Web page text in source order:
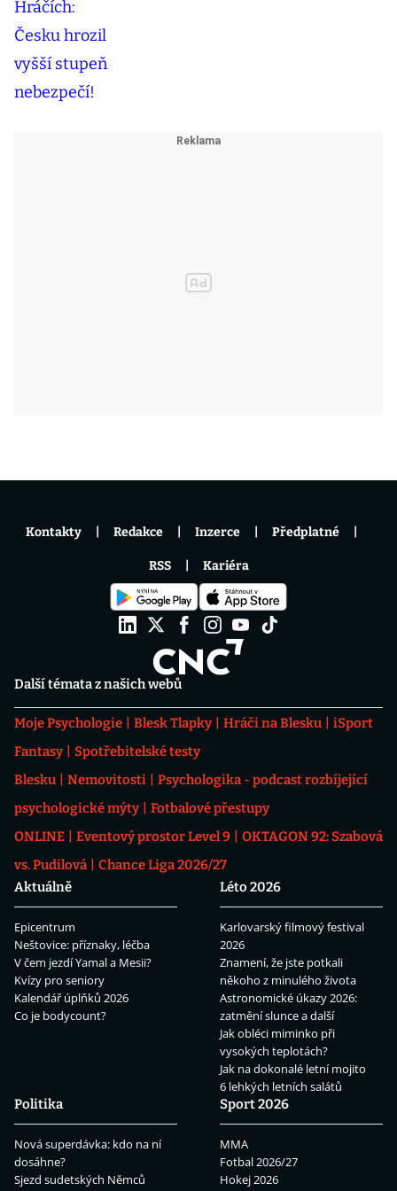
Další témata z našich webů
Moje Psychologie Blesk Tlapky Hráči na Blesku
iSport
Fantasy
Spotřebitelské testy
Blesku
Nemovitosti
Psychologika - podcast rozbíjející
psychologické mýty
Fotbalové přestupy
ONLINE
Eventový prostor Level 9
OKTAGON 92: Szabová
vs. Pudilová
Chance Liga 2026/27
Aktuálně
Epicentrum
Neštovice: příznaky, léčba
V čem jezdí Yamal a Mesii?
Kvízy pro seniory
Kalendář úplňků 2026
Co je bodycount?
Léto 2026
Karlovarský filmový festival
2026
Znamení, že jste potkali
někoho z minulého života
Astronomické úkazy 2026:
zatmění slunce a další
Jak obléci miminko při
vysokých teplotách?
Jak na dokonalé letní mojito
6 lehkých letních salátů
Politika
Nová superdávka: kdo na ní
dosáhne?
Sjezd sudetských Němců
Sport 2026
MMA
Fotbal 2026/27
Hokej 2026
Kontakty Redakce Inzerce Předplatné
RSS Kariéra